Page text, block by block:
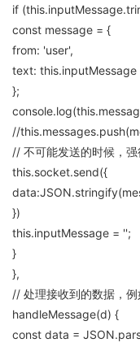
if
const message = {
from: 'user',
text: this.inputMessage
};
//
// 不可能发送的时候，
this.socket.send({
})
this.inputMessage = '';
}
},
// 处理接收到的数据，
handleMessage(d) {
const data =